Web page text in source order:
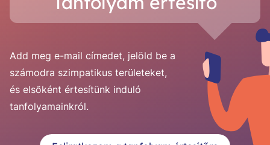
Add meg e-mail címedet, jelöld be a
számodra szimpatikus területeket,
és elsőként értesítünk induló
tanfolyamainkról.